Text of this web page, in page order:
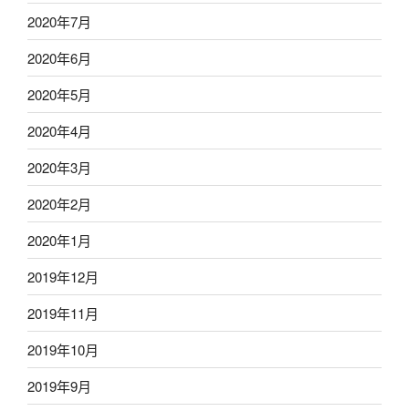
2020年7月
2020年6月
2020年5月
2020年4月
2020年3月
2020年2月
2020年1月
2019年12月
2019年11月
2019年10月
2019年9月